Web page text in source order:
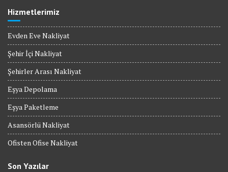
Hizmetlerimiz
Evden Eve Nakliyat
Şehir İçi Nakliyat
Şehirler Arası Nakliyat
Eşya Depolama
Eşya Paketleme
Asansörlü Nakliyat
Ofisten Ofise Nakliyat
Son Yazılar